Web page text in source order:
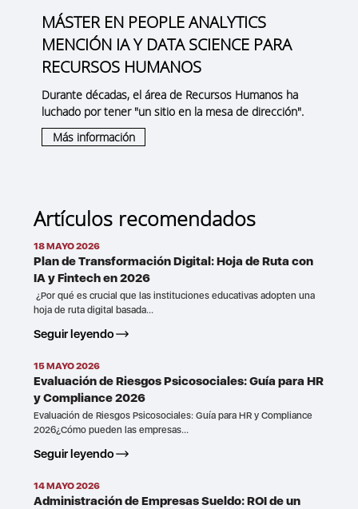
MÁSTER EN PEOPLE ANALYTICS
MENCIÓN IA Y DATA SCIENCE PARA
RECURSOS HUMANOS
Durante décadas, el área de Recursos Humanos ha
luchado por tener "un sitio en la mesa de dirección".
Más información
Artículos recomendados
18 MAYO 2026
Plan de Transformación Digital: Hoja de Ruta con
IA y Fintech en 2026
¿Por qué es crucial que las instituciones educativas adopten una
hoja de ruta digital basada...
Seguir leyendo
15 MAYO 2026
Evaluación de Riesgos Psicosociales: Guía para HR
y Compliance 2026
Evaluación de Riesgos Psicosociales: Guía para HR y Compliance
2026¿Cómo pueden las empresas...
Seguir leyendo
14 MAYO 2026
Administración de Empresas Sueldo: ROI de un